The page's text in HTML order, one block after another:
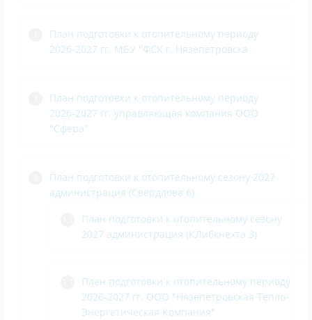
План подготовки к отопительному периоду
2026-2027 гг. МБУ "ФСК г. Нязепетровска
План подготовки к отопительному периоду
2026-2027 гг. управляющая компания ООО
"Сфера"
План подготовки к отопительному сезону 2027
администрация (Свердлова 6)
План подготовки к отопительному сезону
2027 администрация (КЛибкнехта 3)
План подготовки к отопительному периоду
2026-2027 гг. ООО "Нязепетровская Тепло-
Энергетическая Компания"